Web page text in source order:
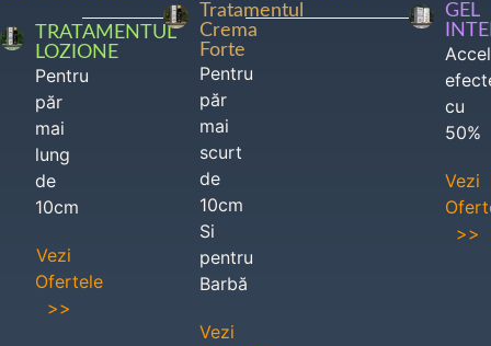
TRATAMENTUL
LOZIONE
Pentru
păr
mai
lung
de
10cm
Vezi
Ofertele
>>
Tratamentul
Crema
Forte
Pentru
păr
mai
scurt
de
10cm
Si
pentru
Barbă
Vezi
GEL
cu
50%
Vezi
>>